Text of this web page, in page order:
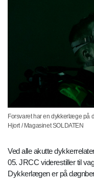
Forsvaret har en dykkerlæge på
Hjort / Magasinet SOLDATEN
Ved alle akutte
05. JRCC viderestiller til
Dykkerlægen er på